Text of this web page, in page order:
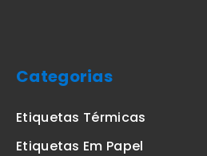
Categorias
Etiquetas Térmicas
Etiquetas Em Papel